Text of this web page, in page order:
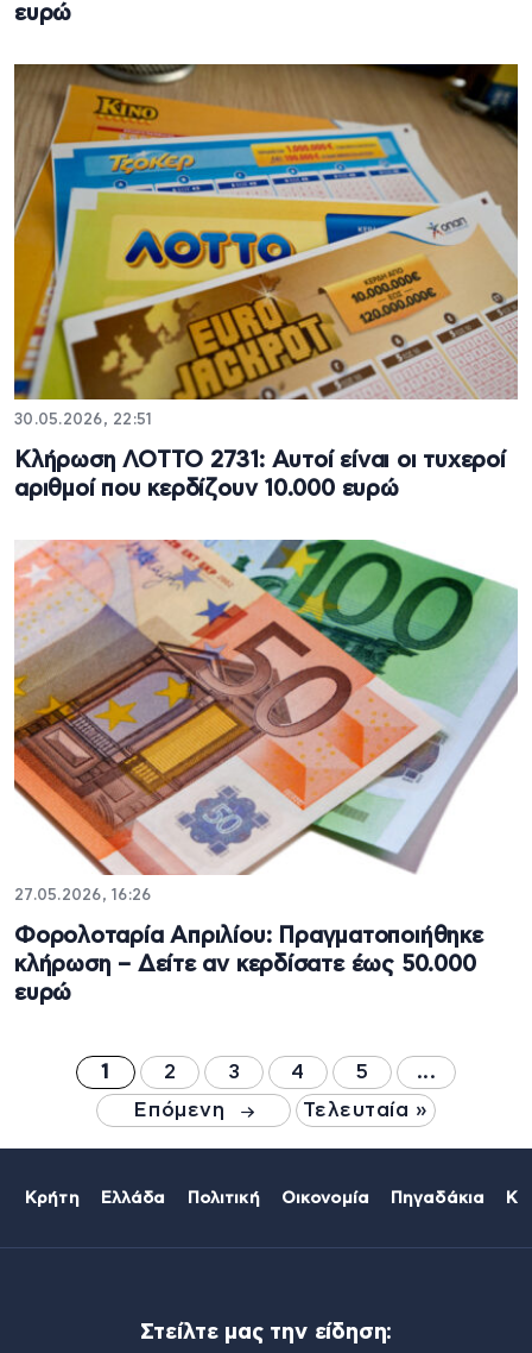
ευρώ
30.05.2026, 22:51
Κλήρωση ΛΟΤΤΟ 2731: Αυτοί είναι οι τυχεροί
αριθμοί που κερδίζουν 10.000 ευρώ
27.05.2026, 16:26
Φορολοταρία Απριλίου: Πραγματοποιήθηκε
κλήρωση – Δείτε αν κερδίσατε έως 50.000
ευρώ
1 2 3 4 5
...
Επόμενη
Τελευταία »
Κρήτη Ελλάδα Πολιτική Οικονομία Πηγαδάκια
Στείλτε μας την είδηση: